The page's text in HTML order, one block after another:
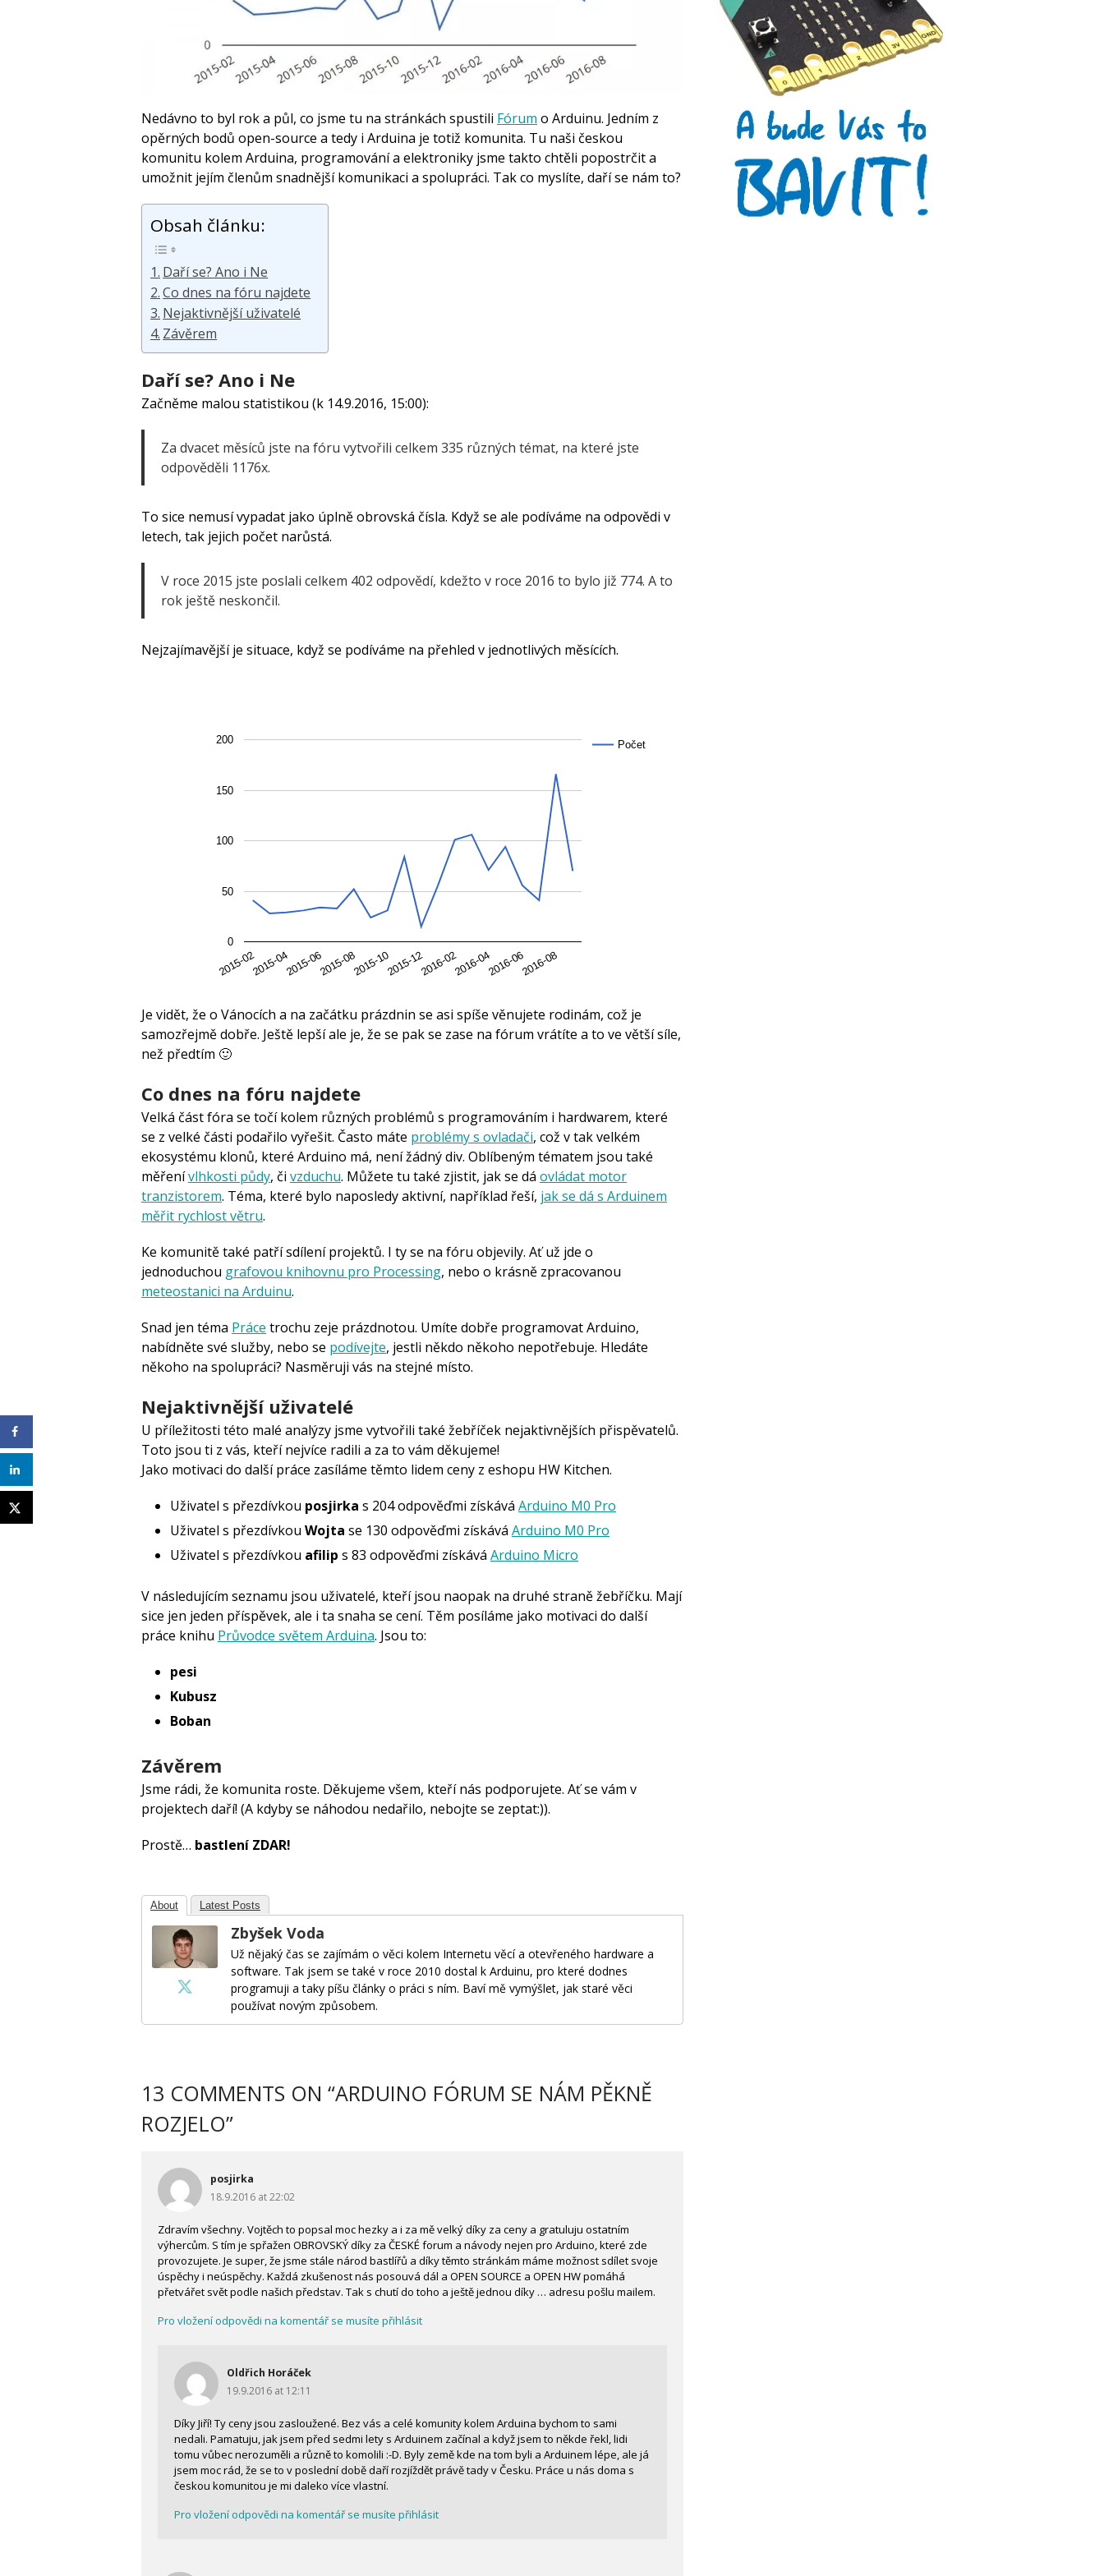
Arduino se Zbyškem Vodou
Arduino v příkladech
Arduino roboti
Nedávno to byl rok a půl, co jsme tu na stránkách spustili Fórum o Arduinu. Jedním z
opěrných bodů open-source a tedy i Arduina je totiž komunita. Tu naši českou
komunitu kolem Arduina, programování a elektroniky jsme takto chtěli popostrčit a
umožnit jejím členům snadnější komunikaci a spolupráci. Tak co myslíte, daří se nám to?
Obsah článku:
Daří se? Ano i Ne
Co dnes na fóru najdete
Nejaktivnější uživatelé
Závěrem
Daří se? Ano i Ne
Začněme malou statistikou (k 14.9.2016, 15:00):
Za dvacet měsíců jste na fóru vytvořili celkem 335 různých témat, na které jste
odpověděli 1176x.
To sice nemusí vypadat jako úplně obrovská čísla. Když se ale podíváme na odpovědi v
letech, tak jejich počet narůstá.
V roce 2015 jste poslali celkem 402 odpovědí, kdežto v roce 2016 to bylo již 774. A to
rok ještě neskončil.
Nejzajímavější je situace, když se podíváme na přehled v jednotlivých měsících.
Počet
2015-022015-042015-062015-082015-102015-122016-022016-042016-062016-08
0
50
100
150
200
Je vidět, že o Vánocích a na začátku prázdnin se asi spíše věnujete rodinám, což je
samozřejmě dobře. Ještě lepší ale je, že se pak se zase na fórum vrátíte a to ve větší síle,
než předtím 🙂
Co dnes na fóru najdete
Velká část fóra se točí kolem různých problémů s programováním i hardwarem, které
se z velké části podařilo vyřešit. Často máte problémy s ovladači, což v tak velkém
ekosystému klonů, které Arduino má, není žádný div. Oblíbeným tématem jsou také
měřenívlhkosti půdy, či vzduchu. Můžete tu také zjistit, jak se dá ovládat motor
tranzistorem. Téma, které bylo naposledy aktivní, například řeší, jak se dá s Arduinem
měřit rychlost větru.
Ke komunitě také patří sdílení projektů. I ty se na fóru objevily. Ať už jde o
jednoduchou grafovou knihovnu pro Processing, nebo o krásně zpracovanou
meteostanici na Arduinu.
Snad jen téma Práce trochu zeje prázdnotou. Umíte dobře programovat Arduino,
nabídněte své služby, nebo se podívejte, jestli někdo někoho nepotřebuje. Hledáte
někoho na spolupráci? Nasměruji vás na stejné místo.
Nejaktivnější uživatelé
U příležitosti této malé analýzy jsme vytvořili také žebříček nejaktivnějších přispěvatelů.
Toto jsou ti z vás, kteří nejvíce radili a za to vám děkujeme!
Jako motivaci do další práce zasíláme těmto lidem ceny z eshopu HW Kitchen.
Uživatel s přezdívkou posjirka s 204 odpověďmi získává Arduino M0 Pro
Uživatel s přezdívkou Wojta se 130 odpověďmi získává Arduino M0 Pro
Uživatel s přezdívkou afilip s 83 odpověďmi získává Arduino Micro
V následujícím seznamu jsou uživatelé, kteří jsou naopak na druhé straně žebříčku. Mají
sice jen jeden příspěvek, ale i ta snaha se cení. Těm posíláme jako motivaci do další
práce knihu Průvodce světem Arduina. Jsou to:
pesi
Kubusz
Boban
Závěrem
Jsme rádi, že komunita roste. Děkujeme všem, kteří nás podporujete. Ať se vám v
projektech daří! (A kdyby se náhodou nedařilo, nebojte se zeptat:)).
Prostě… bastlení ZDAR!
About Latest Posts
Zbyšek Voda
Už nějaký čas se zajímám o věci kolem Internetu věcí a otevřeného hardware a
software. Tak jsem se také v roce 2010 dostal k Arduinu, pro které dodnes
programuji a taky píšu články o práci s ním. Baví mě vymýšlet, jak staré věci
používat novým způsobem.
13 COMMENTS ON “ARDUINO FÓRUM SE NÁM PĚKNĚ
ROZJELO”
posjirka
18.9.2016 at 22:02
Zdravím všechny. Vojtěch to popsal moc hezky a i za mě velký díky za ceny a gratuluju ostatním
výhercům. S tím je spřažen OBROVSKÝ díky za ČESKÉ forum a návody nejen pro Arduino, které zde
provozujete. Je super, že jsme stále národ bastlířů a díky těmto stránkám máme možnost sdílet svoje
úspěchy i neúspěchy. Každá zkušenost nás posouvá dál a OPEN SOURCE a OPEN HW pomáhá
přetvářet svět podle našich představ. Tak s chutí do toho a ještě jednou díky … adresu pošlu mailem.
Pro vložení odpovědi na komentář se musíte přihlásit
Oldřich Horáček
19.9.2016 at 12:11
Díky Jiří! Ty ceny jsou zasloužené. Bez vás a celé komunity kolem Arduina bychom to sami
nedali. Pamatuju, jak jsem před sedmi lety s Arduinem začínal a když jsem to někde řekl, lidi
tomu vůbec nerozuměli a různě to komolili :-D. Byly země kde na tom byli a Arduinem lépe, ale já
jsem moc rád, že se to v poslední době daří rozjíždět právě tady v Česku. Práce u nás doma s
českou komunitou je mi daleko více vlastní.
Pro vložení odpovědi na komentář se musíte přihlásit